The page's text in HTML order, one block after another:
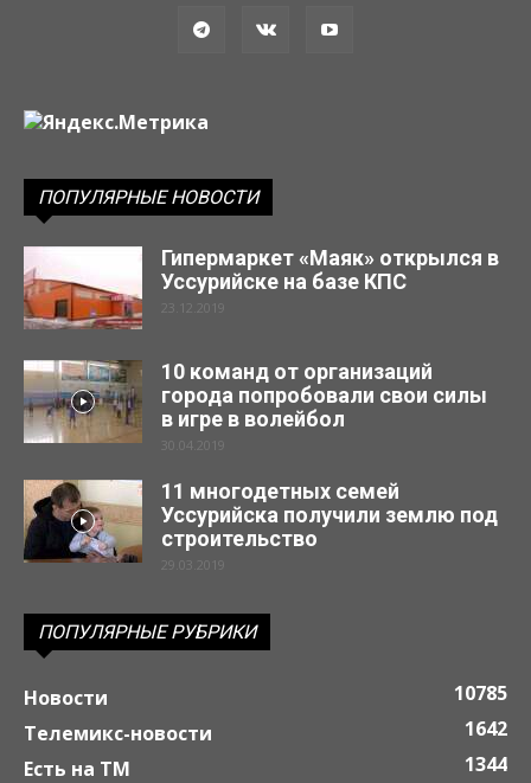
ПОПУЛЯРНЫЕ НОВОСТИ
Гипермаркет «Маяк» открылся в
Уссурийске на базе КПС
23.12.2019
10 команд от организаций
города попробовали свои силы
в игре в волейбол
30.04.2019
11 многодетных семей
Уссурийска получили землю под
строительство
29.03.2019
ПОПУЛЯРНЫЕ РУБРИКИ
Новости
10785
Телемикс-новости
1642
Есть на ТМ
1344